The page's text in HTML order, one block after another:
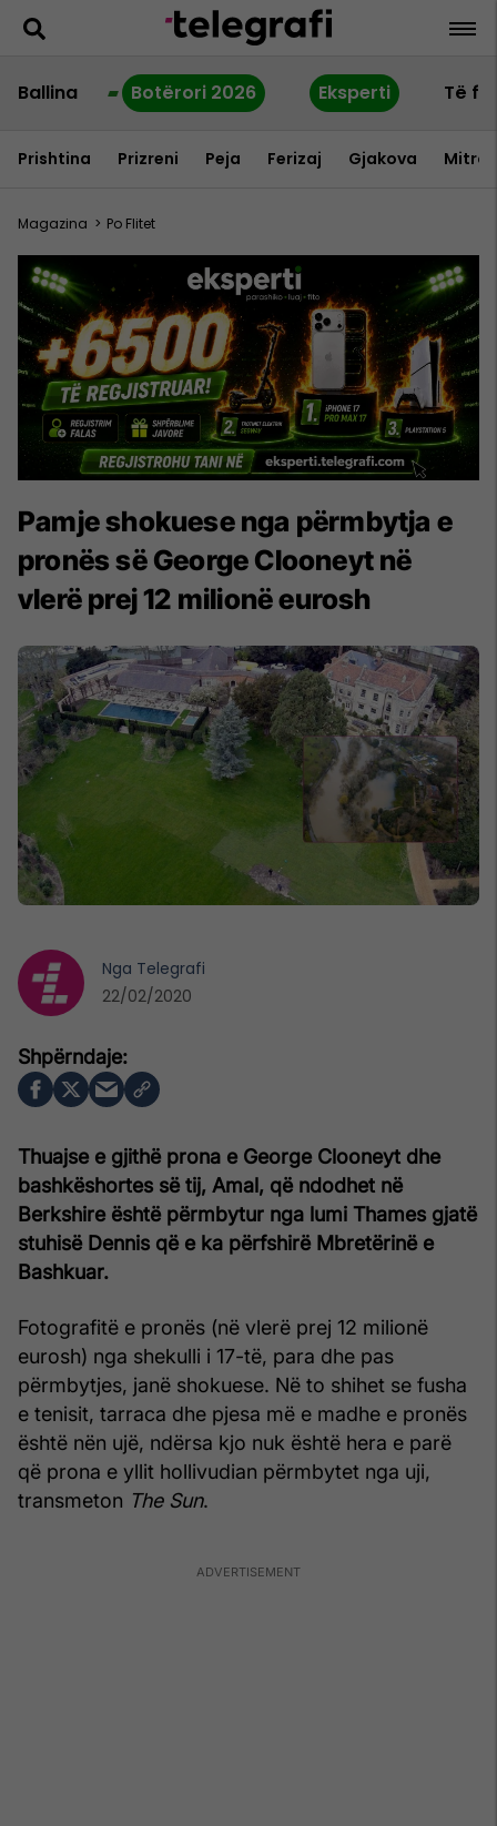
Ballina Botërori 2026 Eksperti Të
Prishtina Prizreni Peja Ferizaj Gjakova
Magazina > Po Flitet
Pamje shokuese nga përmbytja e
pronës së George Clooneyt në
vlerë prej 12 milionë eurosh
Thuajse e gjithë prona e George Clooneyt dhe
bashkëshortes së tij, Amal, që ndodhet në
Berkshire është përmbytur nga lumi Thames gjatë
stuhisë Dennis që e ka përfshirë Mbretërinë e
Bashkuar.
Fotografitë e pronës (në vlerë prej 12 milionë
eurosh) nga shekulli i 17-të, para dhe pas
përmbytjes, janë shokuese. Në to shihet se fusha
e tenisit, tarraca dhe pjesa më e madhe e pronës
është nën ujë, ndërsa kjo nuk është hera e parë
që prona e yllit hollivudian përmbytet nga uji,
transmeton The Sun.
Nga Telegrafi
22/02/2020